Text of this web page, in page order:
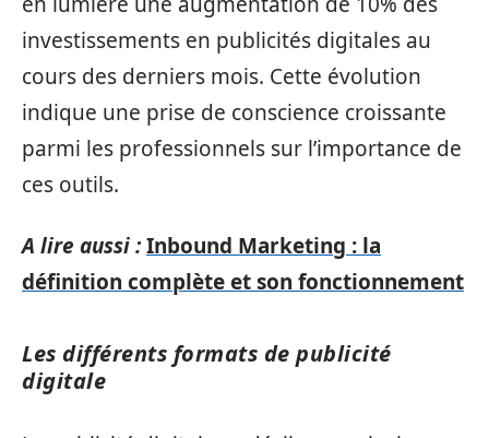
investissements en publicités digitales au
cours des derniers mois. Cette évolution
indique une prise de conscience croissante
parmi les professionnels sur l’importance de
ces outils.
A lire aussi :Inbound Marketing : la
définition complète et son fonctionnement
Les différents formats de publicité
digitale